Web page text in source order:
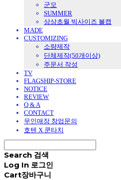
군모
SUMMER
상상초월 빅사이즈 볼캡
MADE
CUSTOMIZING
소량제작
단체제작(50개이상)
주문서 작성
TV
FLAGSHIP-STORE
NOTICE
REVIEW
Q & A
CONTACT
무인매장 창업문의
호텐 X 쿤타치
Search 검색
Log In 로그인
Cart장바구니